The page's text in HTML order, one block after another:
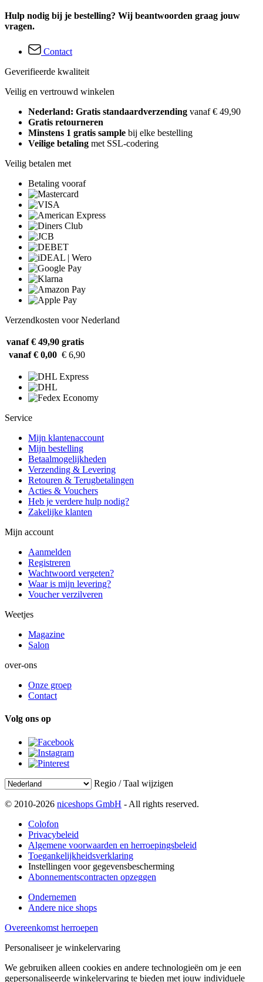
Hulp nodig bij je bestelling? Wij beantwoorden graag jouw
vragen.
Contact
Geverifieerde kwaliteit
Veilig en vertrouwd winkelen
Nederland: Gratis standaardverzending vanaf € 49,90
Gratis retourneren
Minstens 1 gratis sample bij elke bestelling
Veilige betaling met SSL-codering
Veilig betalen met
Betaling vooraf
Verzendkosten voor Nederland
vanaf € 49,90 gratis
vanaf € 0,00 € 6,90
Service
Mijn klantenaccount
Mijn bestelling
Betaalmogelijkheden
Verzending & Levering
Retouren & Terugbetalingen
Acties & Vouchers
Heb je verdere hulp nodig?
Zakelijke klanten
Mijn account
Aanmelden
Registreren
Wachtwoord vergeten?
Waar is mijn levering?
Voucher verzilveren
Weetjes
Magazine
Salon
over-ons
Onze groep
Contact
Volg ons op
Regio / Taal wijzigen
© 2010-2026 niceshops GmbH - All rights reserved.
Colofon
Privacybeleid
Algemene voorwaarden en herroepingsbeleid
Toegankelijkheidsverklaring
Instellingen voor gegevensbescherming
Abonnementscontracten opzeggen
Ondernemen
Andere nice shops
Overeenkomst herroepen
Personaliseer je winkelervaring
We gebruiken alleen cookies en andere technologieën om je een
gepersonaliseerde winkelervaring te bieden met jouw individuele